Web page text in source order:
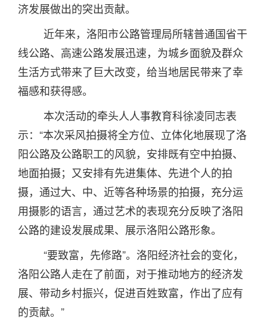
济发展做出的突出贡献。
近年来，洛阳市公路管理局所辖普通国省干
线公路、高速公路发展迅速，为城乡面貌及群众
生活方式带来了巨大改变，给当地居民带来了幸
福感和获得感。
本次活动的牵头人人事教育科徐凌同志表
示：“本次采风拍摄将全方位、立体化地展现了洛
阳公路及公路职工的风貌，安排既有空中拍摄、
地面拍摄；又安排有先进集体、先进个人的拍
摄，通过大、中、近等各种场景的拍摄，充分运
用摄影的语言，通过艺术的表现充分反映了洛阳
公路的建设发展成果、展示洛阳公路形象。
“要致富，先修路”。洛阳经济社会的变化，
洛阳公路人走在了前面，对于推动地方的经济发
展、带动乡村振兴，促进百姓致富，作出了应有
的贡献。”